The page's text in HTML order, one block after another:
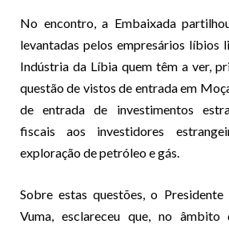
No encontro, a Embaixada
levantadas pelos empresários líbios
Indústria da Líbia quem têm a ver,
questão de vistos de entrada em
de entrada de investimentos
fiscais aos investidores
exploração de petróleo e gás.
Sobre estas questões, o
Vuma, esclareceu que, no